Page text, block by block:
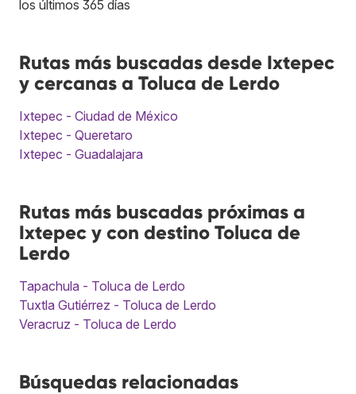
los últimos 365 días
Rutas más buscadas desde Ixtepec
y cercanas a Toluca de Lerdo
Ixtepec - Ciudad de México
Ixtepec - Queretaro
Ixtepec - Guadalajara
Rutas más buscadas próximas a
Ixtepec y con destino Toluca de
Lerdo
Tapachula - Toluca de Lerdo
Tuxtla Gutiérrez - Toluca de Lerdo
Veracruz - Toluca de Lerdo
Búsquedas relacionadas